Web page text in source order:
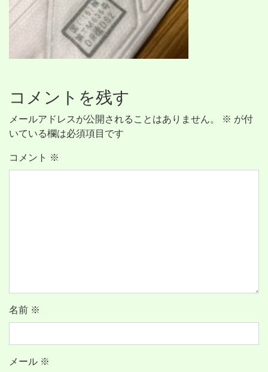
コメントを残す
メールアドレスが公開されることはありません。 ※ が付
いている欄は必須項目です
コメント ※
名前 ※
メール ※